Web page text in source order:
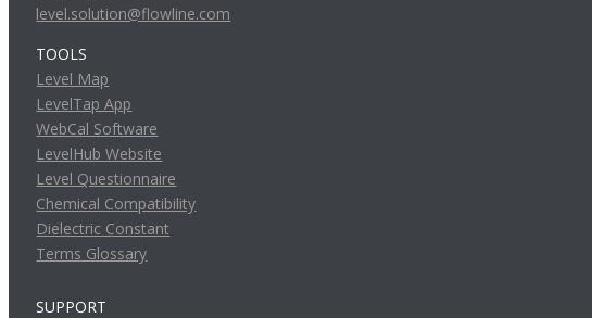
level.solution@flowline.com
TOOLS
Level Map
LevelTap App
WebCal Software
LevelHub Website
Level Questionnaire
Chemical Compatibility
Dielectric Constant
Terms Glossary
SUPPORT